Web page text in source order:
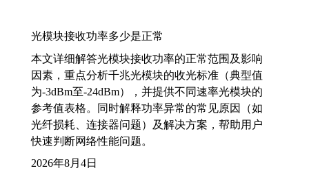
光模块接收功率多少是正常
本文详细解答光模块接收功率的正常范围及影响
因素，重点分析千兆光模块的收光标准（典型值
为-3dBm至-24dBm），并提供不同速率光模块的
参考值表格。同时解释功率异常的常见原因（如
光纤损耗、连接器问题）及解决方案，帮助用户
快速判断网络性能问题。
2026年8月4日